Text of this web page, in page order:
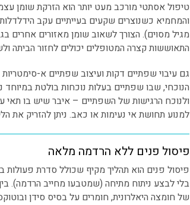
טיפול אסתטי מורכב מעט יותר הוא הזרקת שומן
והמחמיא כשנוצרים שקעים בעייתיים עקב
מגיל מסוים). הצורך לשאוב שומן מאזורים אחרים
התאוששות קצרה המטופלים יכולים לחזור הביתה
גם עיבוי שפתיים דקות ועיצוב שפתיים א-
הנוכחי, שבו שפתיים בעלות נוכחות בולטת
ולנוכח הרגישות של השפתיים – איבר שיש בו
למנוע תחושת אי נעימות או כאב. ניתן להזריק
פיסול פנים ללא הרדמה מלאה
פיסול פנים הוא תהליך מקיף שכולל סדרת פעולות
בלי לבצע ניתוח מתיחה (שמטבעו מחייב הרדמה).
של חומצה היאלרונית, חומרים על בסיס סידן